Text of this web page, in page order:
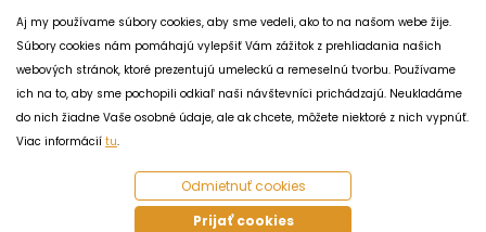
Aj my používame súbory cookies, aby sme vedeli, ako to na našom webe žije.
Súbory cookies nám pomáhajú vylepšiť Vám zážitok z prehliadania našich
webových stránok, ktoré prezentujú umeleckú a remeselnú tvorbu. Používame
ich na to, aby sme pochopili odkiaľ naši návštevníci prichádzajú. Neukladáme
do nich žiadne Vaše osobné údaje, ale ak chcete, môžete niektoré z nich vypnúť.
Viac informácií tu.
Odmietnuť cookies
Prijať cookies
00421 944 904 704
hupaci.oslik
dagmar.juricova
PODMIENKY
Odstúpenie od zmluvy
Zásady spracovania a ochrany osobných údajov